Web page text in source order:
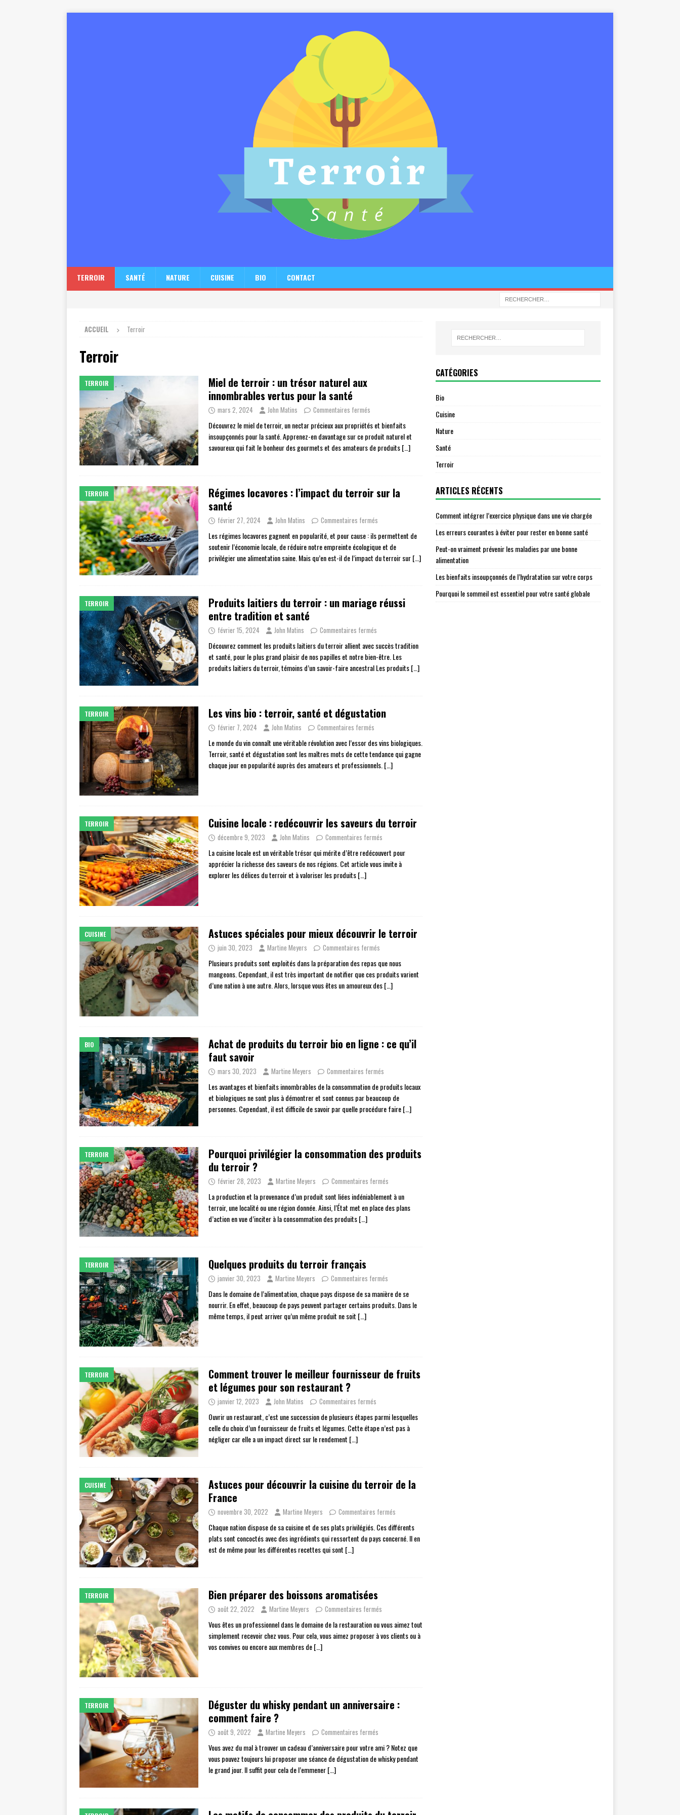
TERROIR SANTÉ NATURE CUISINE BIO CONTACT
ACCUEIL Terroir
Terroir
TERROIR
Miel de terroir : un trésor naturel aux
innombrables vertus pour la santé
mars 2, 2024 John Matins Commentaires fermés
Découvrez le miel de terroir, un nectar précieux aux propriétés et bienfaits
insoupçonnés pour la santé. Apprenez-en davantage sur ce produit naturel et
savoureux qui fait le bonheur des gourmets et des amateurs de produits[…]
TERROIR
Régimes locavores : l’impact du terroir sur la
santé
février 27, 2024 John Matins Commentaires fermés
Les régimes locavores gagnent en popularité, et pour cause : ils permettent de
soutenir l’économie locale, de réduire notre empreinte écologique et de
privilégier une alimentation saine. Mais qu’en est-il de l’impact du terroir sur[…]
TERROIR
Produits laitiers du terroir : un mariage réussi
entre tradition et santé
février 15, 2024 John Matins Commentaires fermés
Découvrez comment les produits laitiers du terroir allient avec succès tradition
et santé, pour le plus grand plaisir de nos papilles et notre bien-être. Les
produits laitiers du terroir, témoins d’un savoir-faire ancestral Les produits[…]
TERROIR Les vins bio : terroir, santé et dégustation
février 7, 2024 John Matins Commentaires fermés
Le monde du vin connaît une véritable révolution avec l’essor des vins biologiques.
Terroir, santé et dégustation sont les maîtres mots de cette tendance qui gagne
chaque jour en popularité auprès des amateurs et professionnels. […]
TERROIR Cuisine locale : redécouvrir les saveurs du terroir
décembre 9, 2023 John Matins Commentaires fermés
La cuisine locale est un véritable trésor qui mérite d’être redécouvert pour
apprécier la richesse des saveurs de nos régions. Cet article vous invite à
explorer les délices du terroir et à valoriser les produits[…]
CUISINE Astuces spéciales pour mieux découvrir le terroir
juin 30, 2023 Martine Meyers Commentaires fermés
Plusieurs produits sont exploités dans la préparation des repas que nous
mangeons. Cependant, il est très important de notifier que ces produits varient
d’une nation à une autre. Alors, lorsque vous êtes un amoureux des[…]
BIO
Achat de produits du terroir bio en ligne : ce qu’il
faut savoir
mars 30, 2023 Martine Meyers Commentaires fermés
Les avantages et bienfaits innombrables de la consommation de produits locaux
et biologiques ne sont plus à démontrer et sont connus par beaucoup de
personnes. Cependant, il est difficile de savoir par quelle procédure faire[…]
TERROIR
Pourquoi privilégier la consommation des produits
du terroir ?
février 28, 2023 Martine Meyers Commentaires fermés
La production et la provenance d’un produit sont liées indéniablement à un
terroir, une localité ou une région donnée. Ainsi, l’État met en place des plans
d’action en vue d’inciter à la consommation des produits[…]
TERROIR Quelques produits du terroir français
janvier 30, 2023 Martine Meyers Commentaires fermés
Dans le domaine de l’alimentation, chaque pays dispose de sa manière de se
nourrir. En effet, beaucoup de pays peuvent partager certains produits. Dans le
même temps, il peut arriver qu’un même produit ne soit […]
TERROIR
Comment trouver le meilleur fournisseur de fruits
et légumes pour son restaurant ?
janvier 12, 2023 John Matins Commentaires fermés
Ouvrir un restaurant, c’est une succession de plusieurs étapes parmi lesquelles
celle du choix d’un fournisseur de fruits et légumes. Cette étape n’est pas à
négliger car elle a un impact direct sur le rendement […]
CUISINE
Astuces pour découvrir la cuisine du terroir de la
France
novembre 30, 2022 Martine Meyers Commentaires fermés
Chaque nation dispose de sa cuisine et de ses plats privilégiés. Ces différents
plats sont concoctés avec des ingrédients qui ressortent du pays concerné. Il en
est de même pour les différentes recettes qui sont […]
TERROIR Bien préparer des boissons aromatisées
août 22, 2022 Martine Meyers Commentaires fermés
Vous êtes un professionnel dans le domaine de la restauration ou vous aimez tout
simplement recevoir chez vous. Pour cela, vous aimez proposer à vos clients ou à
vos convives ou encore aux membres de[…]
TERROIR
Déguster du whisky pendant un anniversaire :
comment faire ?
août 9, 2022 Martine Meyers Commentaires fermés
Vous avez du mal à trouver un cadeau d’anniversaire pour votre ami ? Notez que
vous pouvez toujours lui proposer une séance de dégustation de whisky pendant
le grand jour. Il suffit pour cela de l’emmener[…]
CATÉGORIES
Bio
Cuisine
Nature
Santé
Terroir
ARTICLES RÉCENTS
Comment intégrer l’exercice physique dans une vie chargée
Les erreurs courantes à éviter pour rester en bonne santé
Peut-on vraiment prévenir les maladies par une bonne
alimentation
Les bienfaits insoupçonnés de l’hydratation sur votre corps
Pourquoi le sommeil est essentiel pour votre santé globale